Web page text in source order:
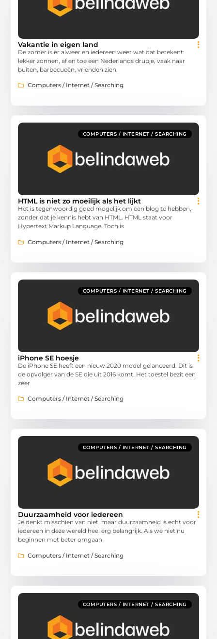
Vakantie in eigen land
De zomer is er alweer en iedereen weet wat dat betekent:
lekker zonnen, af en toe een Nederlands drupje, vaak naar
buiten, barbecueën, vrienden zien,
Computers / Internet / Searching
COMPUTERS / INTERNET / SEARCHING
HTML is niet zo moeilijk als het lijkt
Het is tegenwoordig goed mogelijk om een blog te hebben,
zonder dat je kennis hebt van HTML. HTML staat voor
Hypertext Markup Language. Toch is
Computers / Internet / Searching
COMPUTERS / INTERNET / SEARCHING
iPhone SE hoesje
De iPhone SE heeft een nieuw 2020 model gelanceerd. Dit is
de opvolger van de SE die uit 2016 komt. Het toestel bezit een
zeer
Computers / Internet / Searching
COMPUTERS / INTERNET / SEARCHING
Duurzaamheid voor iedereen
Je denkt misschien van niet, maar duurzaamheid is echt voor
iedereen in deze wereld heel erg belangrijk. Als we niet nu
beginnen met beter omgaan
Computers / Internet / Searching
COMPUTERS / INTERNET / SEARCHING